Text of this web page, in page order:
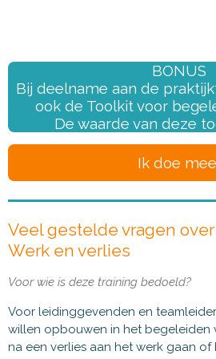
BONUS
Bij deelname aan de
ook de Toolkit voor
De waarde van deze
Ik doe
Veel gestelde vragen
Werk en verlies
Voor wie is deze training bedoeld?
Voor leidinggevenden en
willen opbouwen in het begeleiden
na een verlies aan het werk gaan of